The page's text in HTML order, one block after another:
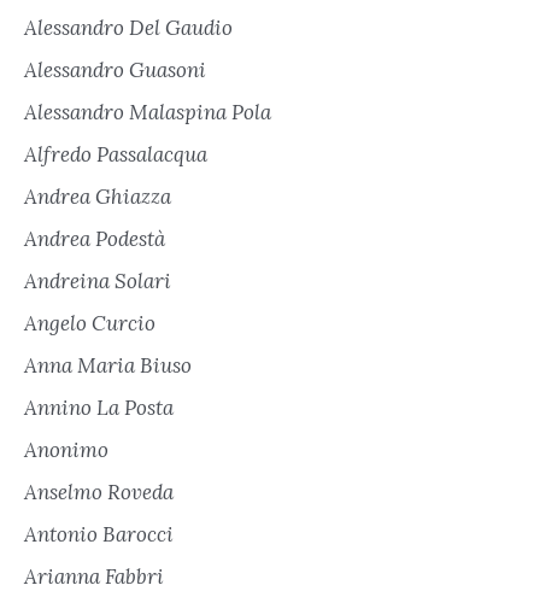
Alessandro Del Gaudio
Alessandro Guasoni
Alessandro Malaspina Pola
Alfredo Passalacqua
Andrea Ghiazza
Andrea Podestà
Andreina Solari
Angelo Curcio
Anna Maria Biuso
Annino La Posta
Anonimo
Anselmo Roveda
Antonio Barocci
Arianna Fabbri